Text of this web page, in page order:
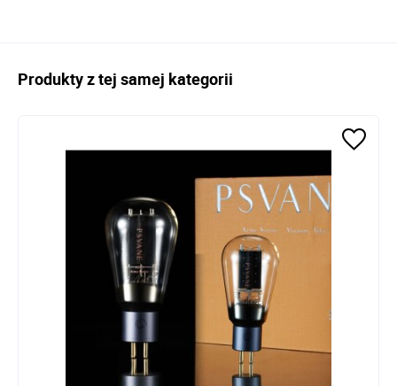
Produkty z tej samej kategorii